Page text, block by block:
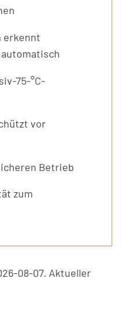
erkennt
75-°C-
vor
Betrieb
zum
08-07. Aktueller